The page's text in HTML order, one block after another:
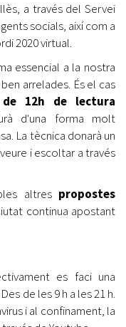
a través del Servei
socials, així com a
2020 virtual.
essencial a la nostra
arrelades. És el cas
12h de lectura
d'una forma molt
La tècnica donarà un
i escoltar a través
altres propostes
continua apostant
es faci una
de les 9 h a les 21 h.
i al confinament, la